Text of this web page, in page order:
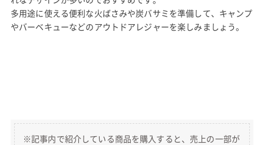
多用途に使える便利な火ばさみや炭バサミを準備して、キャンプ
やバーベキューなどのアウトドアレジャーを楽しみましょう。
※記事内で紹介している商品を購入すると、売上の一部が